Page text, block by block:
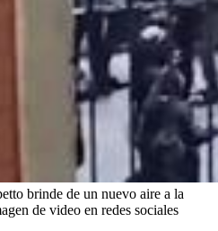
brinde de un nuevo aire a la
de video en redes sociales